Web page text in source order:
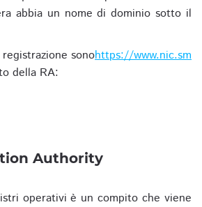
abbia un nome di dominio sotto il
sono
della RA:
https://www.nic.sm
Authority
operativi è un compito che viene